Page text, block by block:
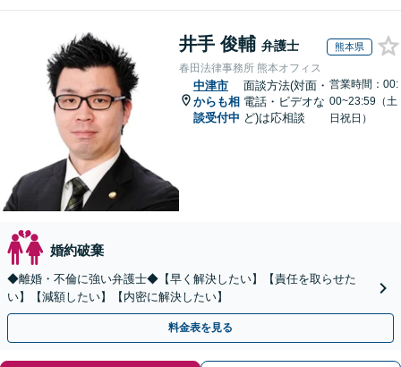
井手 俊輔 弁護士 熊本県
春田法律事務所 熊本オフィス
中津市
からも相
談受付中
面談方法(対面・
電話・ビデオな
ど)は応相談
営業時間：00:
00~23:59（土
日祝日）
婚約破棄
◆離婚・不倫に強い弁護士◆【早く解決したい】【責任を取らせた
い】【減額したい】【内密に解決したい】
料金表を見る